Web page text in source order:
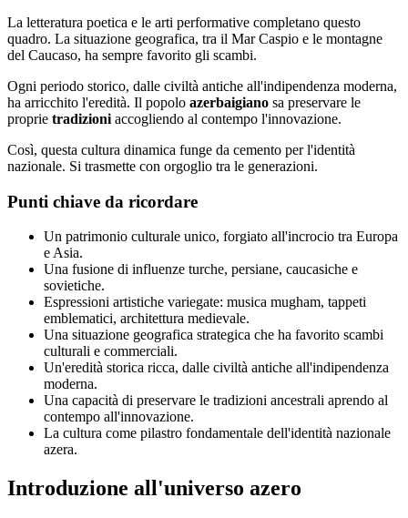
La letteratura poetica e le arti performative completano questo
quadro. La situazione geografica, tra il Mar Caspio e le montagne
del Caucaso, ha sempre favorito gli scambi.
Ogni periodo storico, dalle civiltà antiche all'indipendenza moderna,
ha arricchito l'eredità. Il popolo azerbaigiano sa preservare le
proprie tradizioni accogliendo al contempo l'innovazione.
Così, questa cultura dinamica funge da cemento per l'identità
nazionale. Si trasmette con orgoglio tra le generazioni.
Punti chiave da ricordare
Un patrimonio culturale unico, forgiato all'incrocio tra Europa
e Asia.
Una fusione di influenze turche, persiane, caucasiche e
sovietiche.
Espressioni artistiche variegate: musica mugham, tappeti
emblematici, architettura medievale.
Una situazione geografica strategica che ha favorito scambi
culturali e commerciali.
Un'eredità storica ricca, dalle civiltà antiche all'indipendenza
moderna.
Una capacità di preservare le tradizioni ancestrali aprendo al
contempo all'innovazione.
La cultura come pilastro fondamentale dell'identità nazionale
azera.
Introduzione all'universo azero